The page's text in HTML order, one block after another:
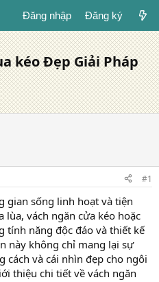
Đăng nhập Đăng ký
kéo Đẹp Giải Pháp
#1
gian sống linh hoạt và tiện
lùa, vách ngăn cửa kéo hoặc
tính năng độc đáo và thiết kế
này không chỉ mang lại sự
cách và cái nhìn đẹp cho ngôi
thiệu chi tiết về vách ngăn